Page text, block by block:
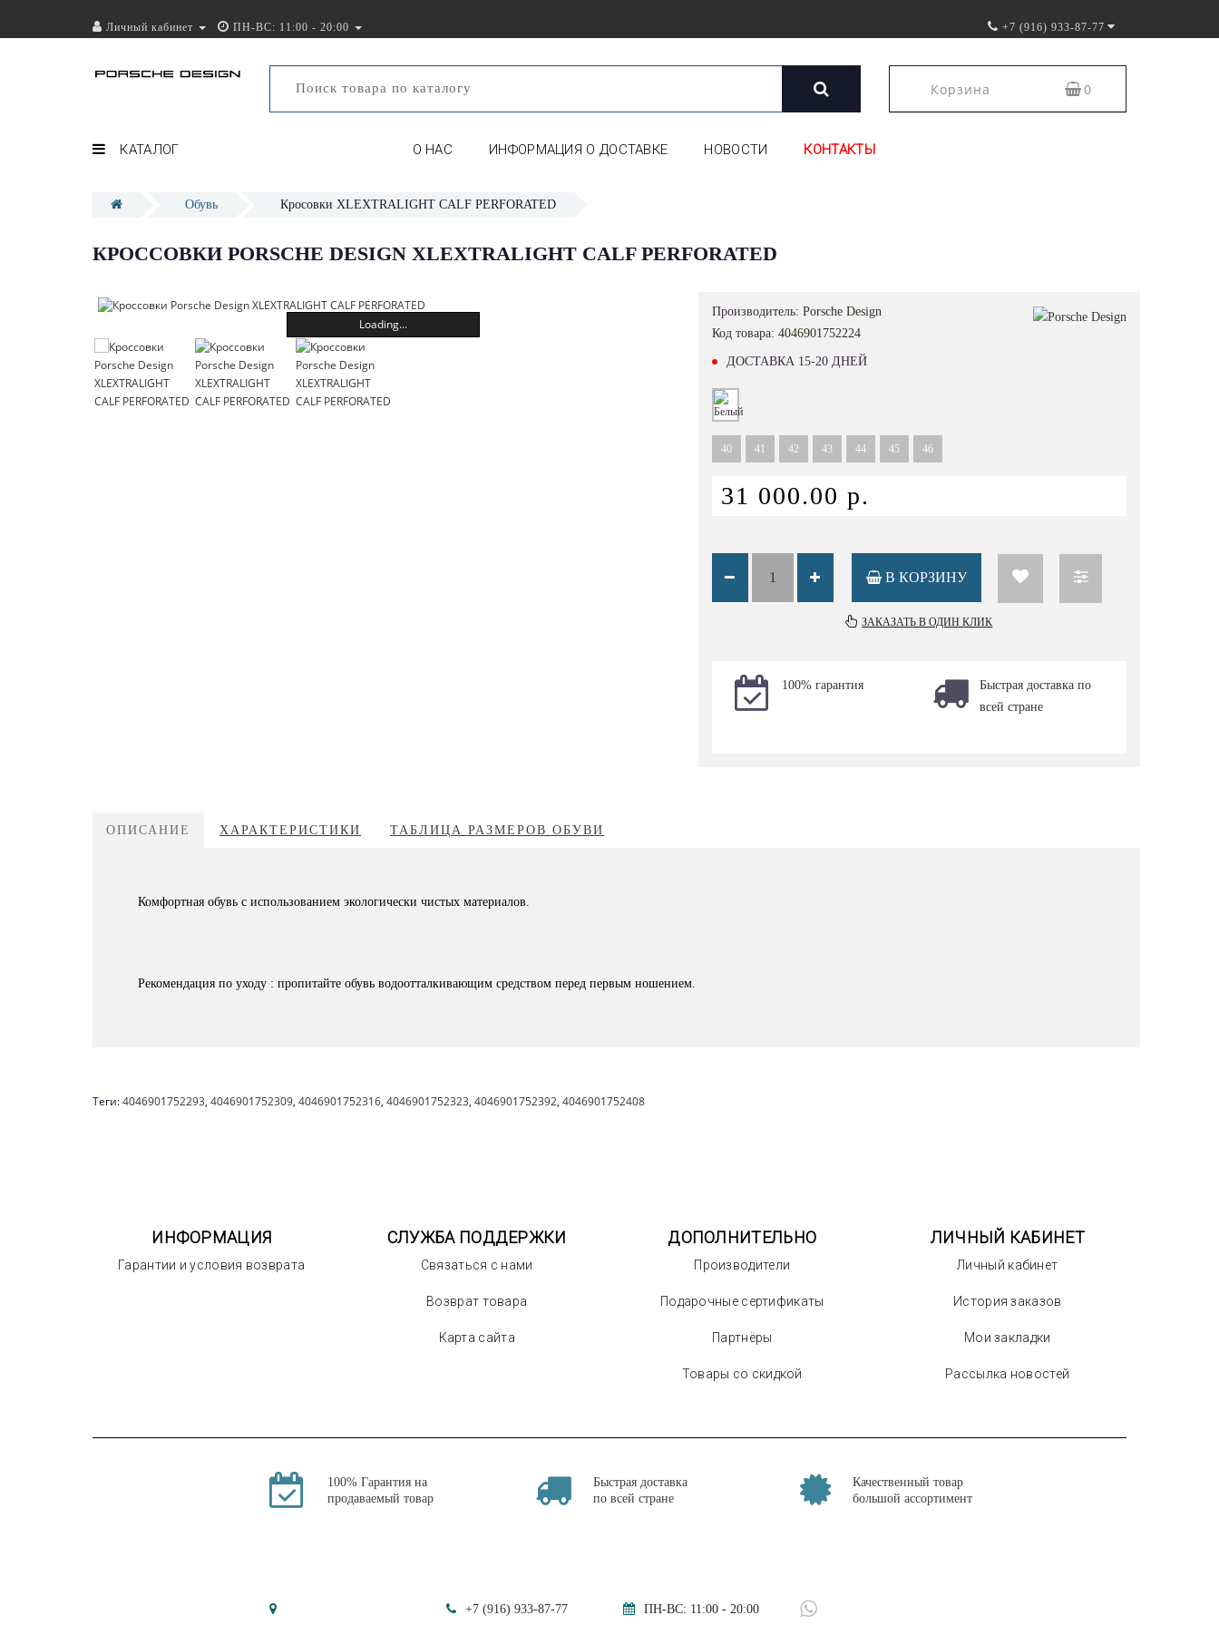
Личный кабинет ПН-ВС: 11:00 - 20:00 +7 (916) 933-87-77
Корзина 0
КАТАЛОГ О НАС ИНФОРМАЦИЯ О ДОСТАВКЕ НОВОСТИ КОНТАКТЫ
Обувь Кросовки XLEXTRALIGHT CALF PERFORATED
КРОССОВКИ PORSCHE DESIGN XLEXTRALIGHT CALF PERFORATED
Loading...
Производитель: Porsche Design
Код товара: 4046901752224
ДОСТАВКА 15-20 ДНЕЙ
40 41 42 43 44 45 46
31 000.00 р.
В КОРЗИНУ
ЗАКАЗАТЬ В ОДИН КЛИК
100% гарантия
Быстрая доставка по
всей стране
ОПИСАНИЕ ХАРАКТЕРИСТИКИ ТАБЛИЦА РАЗМЕРОВ ОБУВИ
Комфортная обувь с использованием экологически чистых материалов.
Рекомендация по уходу : пропитайте обувь водоотталкивающим средством перед первым ношением.
Теги:4046901752293, 4046901752309, 4046901752316, 4046901752323, 4046901752392, 4046901752408
ИНФОРМАЦИЯ
Гарантии и условия возврата
СЛУЖБА ПОДДЕРЖКИ
Связаться с нами
Возврат товара
Карта сайта
ДОПОЛНИТЕЛЬНО
Производители
Подарочные сертификаты
Партнёры
Товары со скидкой
ЛИЧНЫЙ КАБИНЕТ
Личный кабинет
История заказов
Мои закладки
Рассылка новостей
100% Гарантия на
продаваемый товар
Быстрая доставка
по всей стране
Качественный товар
большой ассортимент
+7 (916) 933-87-77 ПН-ВС: 11:00 - 20:00